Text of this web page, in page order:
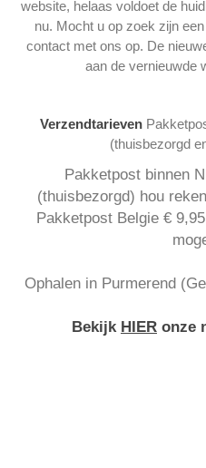
website, helaas voldoet de
nu. Mocht u op zoek zijn
contact met ons op. De
aan de vernieuwde
Verzendtarieven
(thuisbezorgd
Pakketpost binnen
(thuisbezorgd) hou
Pakketpost Belgie €
Ophalen in Purmerend
Bekijk HIER onze